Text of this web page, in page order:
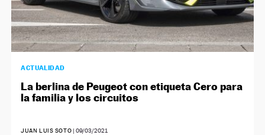
ACTUALIDAD
La berlina de Peugeot con etiqueta Cero para
la familia y los circuitos
JUAN LUIS SOTO |09/03/2021